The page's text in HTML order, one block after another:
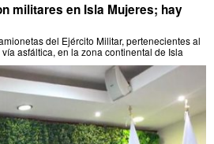
militares en Isla Mujeres; hay
del Ejército Militar, pertenecientes al
asfáltica, en la zona continental de Isla